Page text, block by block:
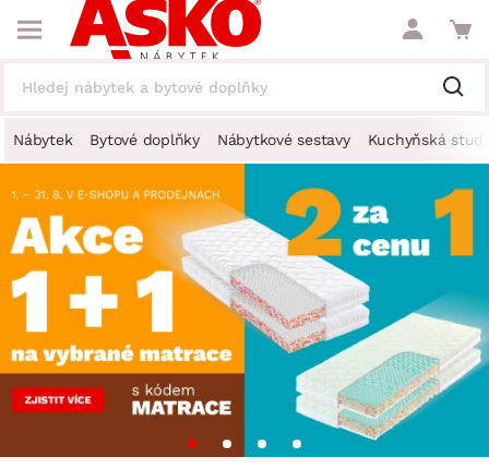
Nábytek Bytové doplňky Nábytkové sestavy Kuchyňská